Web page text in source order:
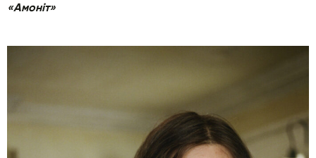
«Амоніт»